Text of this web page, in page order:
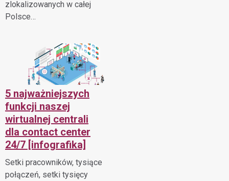
zlokalizowanych w całej
Polsce…
5 najważniejszych
funkcji naszej
wirtualnej centrali
dla contact center
24/7 [infografika]
Setki pracowników, tysiące
połączeń, setki tysięcy